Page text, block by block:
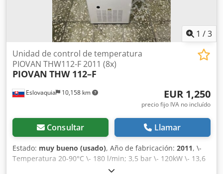
1 /3
Eslovaquia 10,158 km
Unidad de control de temperatura
PIOVAN THW112-F 2011 (8x)
PIOVAN THW 112–F
EUR 1,250
precio fijo IVA no incluído
Consultar Llamar
Estado: muy bueno (usado), Año de fabricación: 2011, \-
Temperatura 20-90°C \- 180 l/min; 3,5 bar \- 120kW \- 13,6
kW (12kW ) \- Peso 120 kg/unidad Dodpfoquupasx Aklock